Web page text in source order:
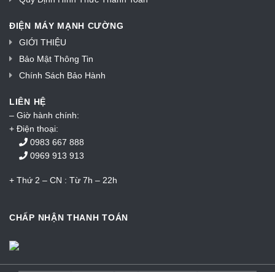
ĐIỆN MÁY MẠNH CƯỜNG
GIỚI THIỆU
Bảo Mật Thông Tin
Chính Sách Bảo Hành
LIÊN HỆ
– Giờ hành chính:
+ Điện thoại:
0983 667 888
0969 913 913
+ Thứ 2 – CN : Từ 7h – 22h
CHẤP NHẬN THANH TOÁN